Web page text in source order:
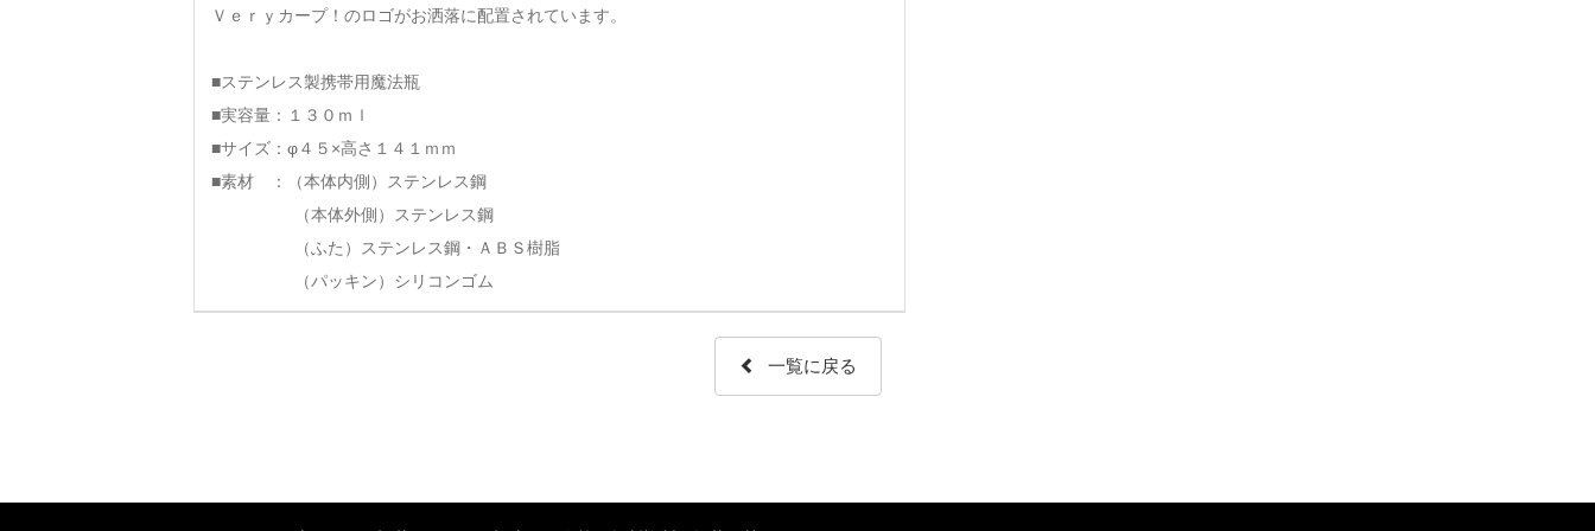
Ｖｅｒｙカープ！のロゴがお洒落に配置されています。
■ステンレス製携帯用魔法瓶
■実容量：１３０ｍｌ
■サイズ：φ４５×高さ１４１ｍｍ
■素材 ：（本体内側）ステンレス鋼
（本体外側）ステンレス鋼
（ふた）ステンレス鋼・ＡＢＳ樹脂
（パッキン）シリコンゴム
一覧に戻る